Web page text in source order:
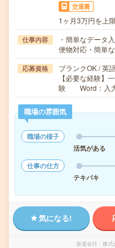
交通費
1ヶ月3万円を上
仕事内容
・簡単なデータ
便物対応・簡単
応募資格
ブランクOK / 英
【必要な経験】
験 Word：入
職場の雰囲気
職場の様子
活気がある
仕事の仕方
テキパキ
気になる!
派遣会社 株式